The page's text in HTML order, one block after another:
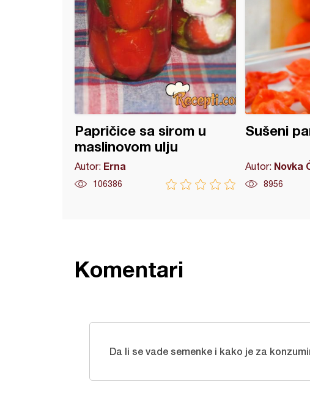
Papričice sa sirom u
maslinovom ulju
Autor: Erna
106386
Sušeni
Autor: Novka
8956
Komentari
Da li se vade semenke i kako je za